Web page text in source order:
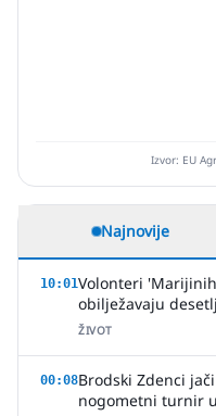
Izvor: EU
Najnovije
10:01Volonteri
obilježavaju
ŽIVOT
00:08Brodski Zdenci
nogometni turnir